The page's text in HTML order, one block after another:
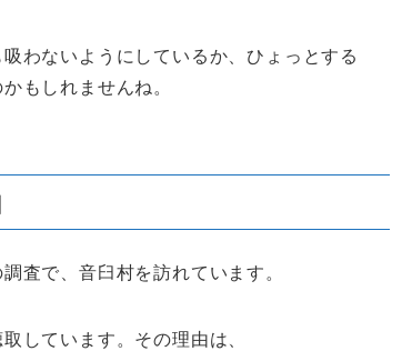
わないようにしているか、ひょっとする
もしれませんね。
査で、音臼村を訪れています。
しています。その理由は、